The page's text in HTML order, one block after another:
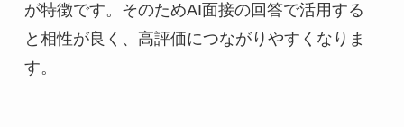
が特徴です。そのためAI面接の回答で活用する
と相性が良く、高評価につながりやすくなりま
す。